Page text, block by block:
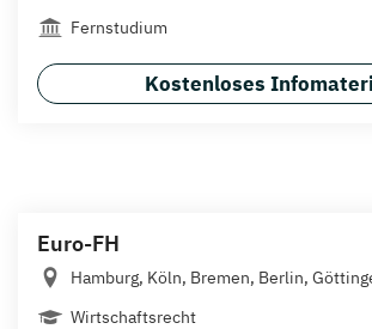
Fernstudium
Kostenloses
Euro-FH
Hamburg, Köln, Bremen, Berlin,
Wirtschaftsrecht